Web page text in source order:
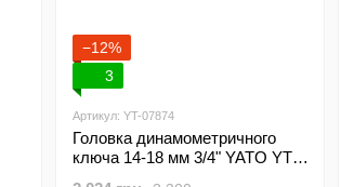
−12%
3
Артикул: YT-07874
Головка динамометричного
ключа 14-18 мм 3/4" YATO YT-